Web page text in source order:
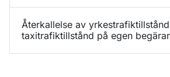
Återkallelse av
taxitrafiktillstånd på egen